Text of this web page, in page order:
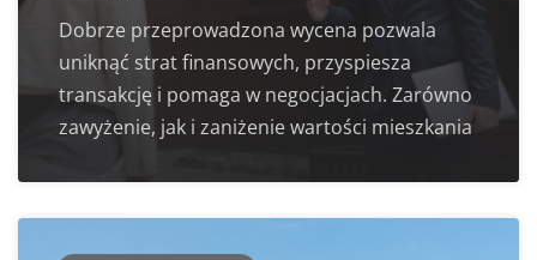
Dobrze przeprowadzona wycena pozwala
uniknąć strat finansowych, przyspiesza
transakcję i pomaga w negocjacjach. Zarówno
zawyżenie, jak i zaniżenie wartości mieszkania